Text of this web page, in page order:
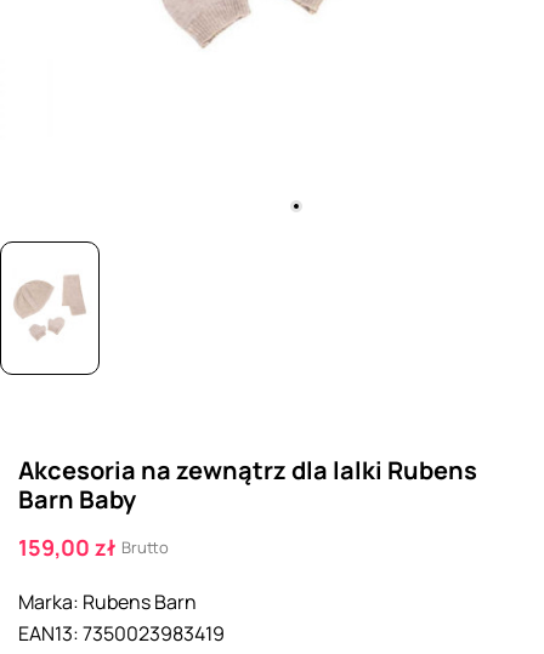
Akcesoria na zewnątrz dla lalki Rubens
Barn Baby
159,00 zł Brutto
Marka: Rubens Barn
EAN13:7350023983419